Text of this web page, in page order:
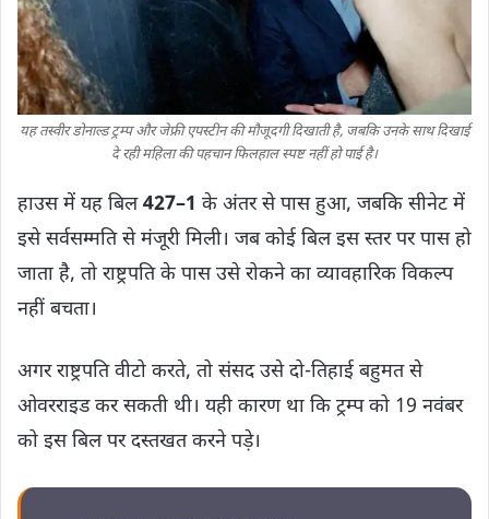
यह तस्वीर डोनाल्ड ट्रम्प और जेफ्री एपस्टीन की मौजूदगी दिखाती है, जबकि उनके साथ दिखाई
दे रही महिला की पहचान फिलहाल स्पष्ट नहीं हो पाई है।
हाउस में यह बिल427–1 के अंतर से पास हुआ, जबकि सीनेट में
इसे सर्वसम्मति से मंजूरी मिली। जब कोई बिल इस स्तर पर पास हो
जाता है, तो राष्ट्रपति के पास उसे रोकने का व्यावहारिक विकल्प
नहीं बचता।
अगर राष्ट्रपति वीटो करते, तो संसद उसे दो-तिहाई बहुमत से
ओवरराइड कर सकती थी। यही कारण था कि ट्रम्प को 19 नवंबर
को इस बिल पर दस्तखत करने पड़े।